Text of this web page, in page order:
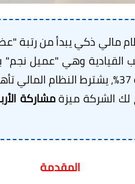
"عميل نجم" بنسبة 25%. لتصل بعد ذلك
لك الشركة ميزةمشاركة
المقدمة